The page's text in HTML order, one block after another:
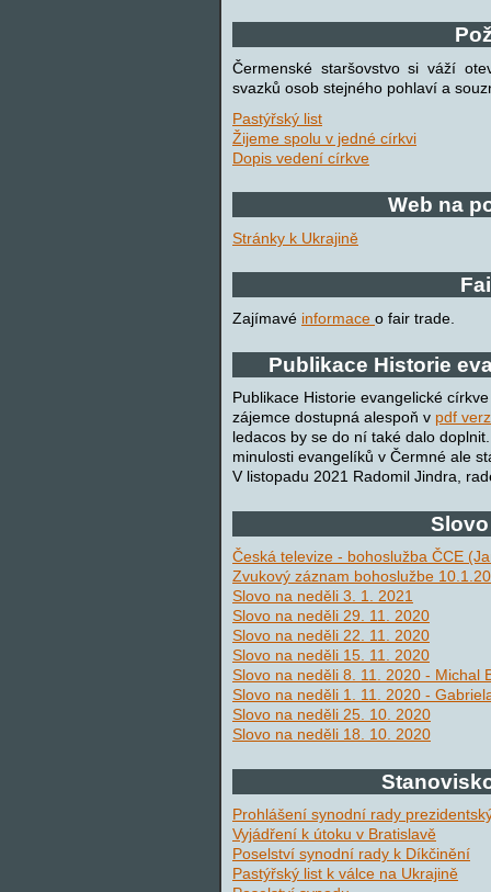
Čermenské staršovstvo si váží
svazků osob stejného pohlaví a
Pastýřský list
Žijeme spolu v jedné církvi
Dopis vedení církve
Web na
Stránky k Ukrajině
Zajímavé informace o fair trade.
Publikace Historie
Publikace Historie evangelické
zájemce dostupná alespoň v pdf
ledacos by se do ní také dalo
minulosti evangelíků v Čermné ale
V listopadu 2021 Radomil Jindra,
Česká televize - bohoslužba ČCE
Zvukový záznam bohoslužbe
Slovo na neděli 3. 1. 2021
Slovo na neděli 29. 11. 2020
Slovo na neděli 22. 11. 2020
Slovo na neděli 15. 11. 2020
Slovo na neděli 8. 11. 2020 - Michal
Slovo na neděli 1. 11. 2020 -
Slovo na neděli 25. 10. 2020
Slovo na neděli 18. 10. 2020
Prohlášení synodní rady
Vyjádření k útoku v Bratislavě
Poselství synodní rady k Díkčinění
Pastýřský list k válce na Ukrajině